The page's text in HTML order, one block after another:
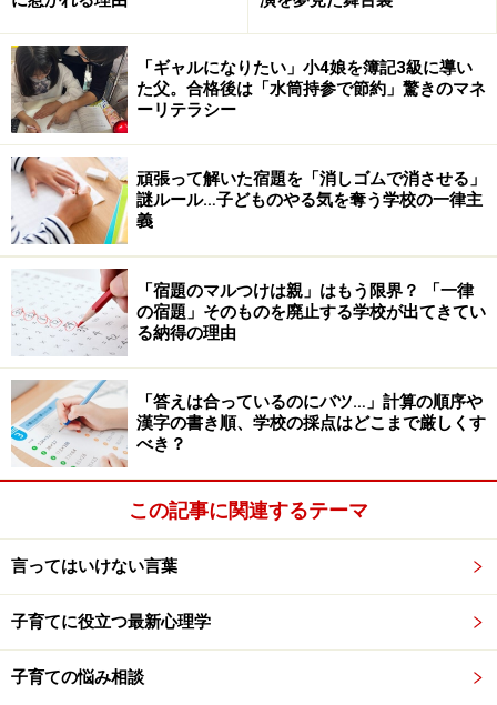
子供が面倒だと感じる、「着替え」「歯磨き」「就寝」
「宿題」などは、ママに指示されるまで、先延ばしした
くなる気持ちは多少理解できます。
「早く着替えなさい」
「歯を磨きなさい」
「さっさと寝なさい」
「すぐに宿題をやりなさい」
このような指示は、「面倒くさいから、言われるまでや
らない」をマイルールにしているお子さんもいるでしょ
う。ここで問題視しているのは、それを超えた指示待ち
です。遊び、ごはん、テレビなどの魅力的なものでさ
え、「よくわかんない」となってしまうのは、やはり問
題です。
親の過保護が特徴？指示待ち人間になるリ
スクを高める要因とは
1. 親の過管理
子供が指示待ちチャンになってしまう最大の要因は、幼
少時の親の過管理だと考えられます。子供が持つ一日24
時間、親が管理するものが増えれば、当然、子供の自由
「ギャルになりたい」小4娘を簿記3級に導い
た父。合格後は「水筒持参で節約」驚きのマネ
ーリテラシー
頑張って解いた宿題を「消しゴムで消させる」
謎ルール…子どものやる気を奪う学校の一律主
義
「宿題のマルつけは親」はもう限界？ 「一律
の宿題」そのものを廃止する学校が出てきてい
る納得の理由
「答えは合っているのにバツ…」計算の順序や
漢字の書き順、学校の採点はどこまで厳しくす
べき？
この記事に関連するテーマ
言ってはいけない言葉
子育てに役立つ最新心理学
子育ての悩み相談